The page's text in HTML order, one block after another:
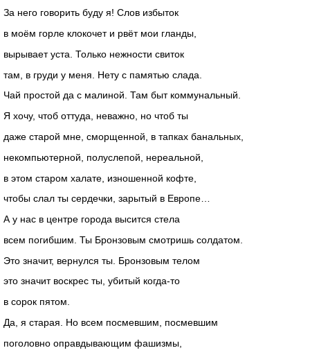
За него говорить буду я! Слов избыток
в моём горле клокочет и рвёт мои гланды,
вырывает уста. Только нежности свиток
там, в груди у меня. Нету с памятью слада.
Чай простой да с малиной. Там быт коммунальный.
Я хочу, чтоб оттуда, неважно, но чтоб ты
даже старой мне, сморщенной, в тапках банальных,
некомпьютерной, полуслепой, нереальной,
в этом старом халате, изношенной кофте,
чтобы слал ты сердечки, зарытый в Европе…
А у нас в центре города высится стела
всем погибшим. Ты Бронзовым смотришь солдатом.
Это значит, вернулся ты. Бронзовым телом
это значит воскрес ты, убитый когда-то
в сорок пятом.
Да, я старая. Но всем посмевшим, посмевшим
поголовно оправдывающим фашизмы,